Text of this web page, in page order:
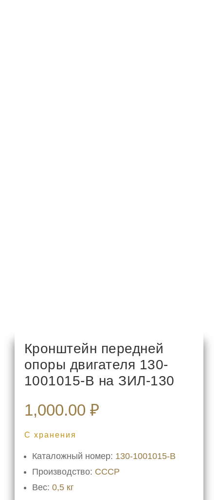
Кронштейн передней
опоры двигателя 130-
1001015-В на ЗИЛ-130
1,000.00 ₽
С хранения
Каталожный номер: 130-1001015-В
Производство: СССР
Вес: 0,5 кг